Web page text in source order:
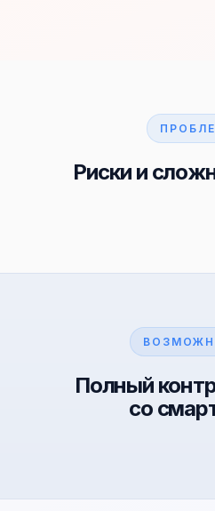
Риски и
Полный
со